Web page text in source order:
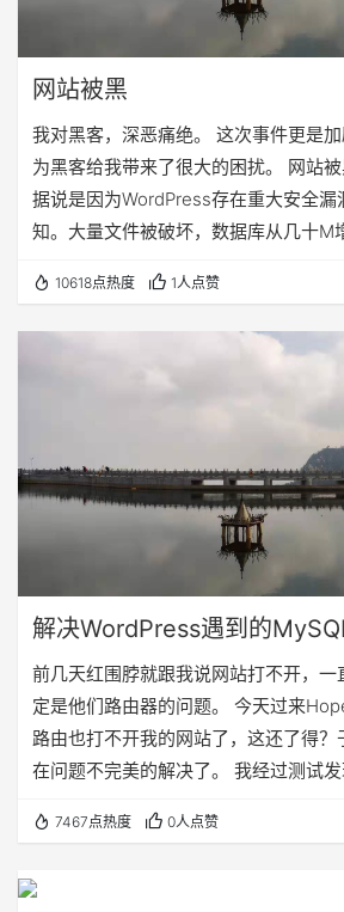
网站被黑
我对黑客，深恶痛绝。 这次事件更是
为黑客给我带来了很大的困扰。 网站被
据说是因为WordPress存在重大安全漏
知。大量文件被破坏，数据库从几十M
一些成人网站上，原有网站已不能访
并不严重，网站还是可以使用的，但
我的服务器搞了一塌糊涂，主题被破坏
问。 Google的站长工具今天通知我说
10618点热度 1人点赞
解决WordPress遇到的
gone away的错误
前几天红围脖就跟我说网站打不开，一
定是他们路由器的问题。 今天过来
路由也打不开我的网站了，这还了得
在问题不完美的解决了。 我经过测试
然后我重新安装了一个新的
的，怎么解决呢？只能问我的老师了：
7467点热度 0人点赞